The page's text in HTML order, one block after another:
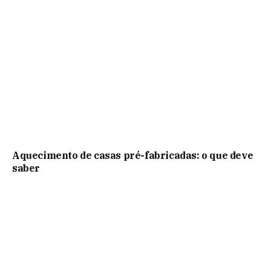
Aquecimento de casas pré-fabricadas: o que deve
saber